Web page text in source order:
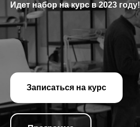
Идет набор на курс в 2023 году!
Записаться на курс